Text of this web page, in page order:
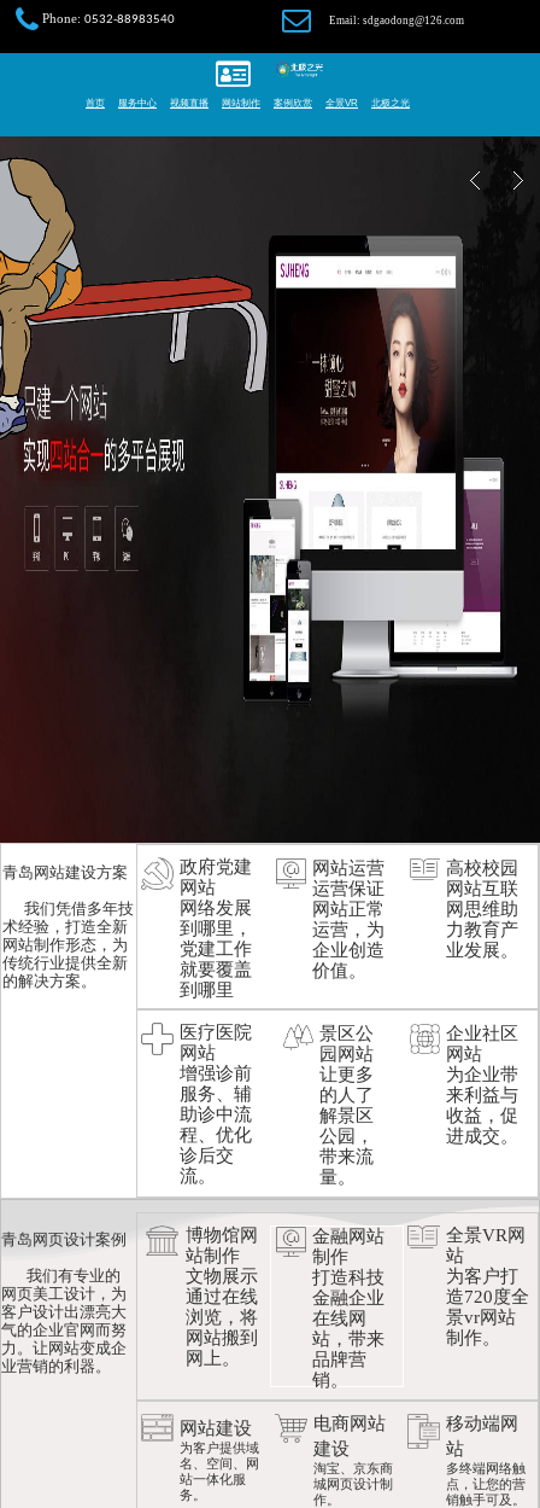
Email: sdgaodong@126.com
Phone: 0532-88983540
首页 服务中心 视频直播 网站制作 案例欣赏 全景VR 北极之光
青岛网站建设方案
我们凭借多年技
术经验，打造全新
网站制作形态，为
传统行业提供全新
的解决方案。
政府党建
网站
网络发展
到哪里，
党建工作
就要覆盖
到哪里
网站运营
运营保证
网站正常
运营，为
企业创造
价值。
高校校园
网站互联
网思维助
力教育产
业发展。
医疗医院
网站
增强诊前
服务、辅
助诊中流
程、优化
诊后交
流。
景区公
园网站
让更多
的人了
解景区
公园，
带来流
量。
企业社区
网站
为企业带
来利益与
收益，促
进成交。
青岛网页设计案例
我们有专业的
网页美工设计，为
客户设计出漂亮大
气的企业官网而努
力。让网站变成企
业营销的利器。
博物馆网
站制作
文物展示
通过在线
浏览，将
网站搬到
网上。
金融网站
制作
打造科技
金融企业
在线网
站，带来
品牌营
销。
全景VR网
站
为客户打
造720度全
景vr网站
制作。
网站建设
为客户提供域
名、空间、网
站一体化服
务。
电商网站
建设
淘宝、京东商
城网页设计制
作。
移动端网
站
多终端网络触
点，让您的营
销触手可及。